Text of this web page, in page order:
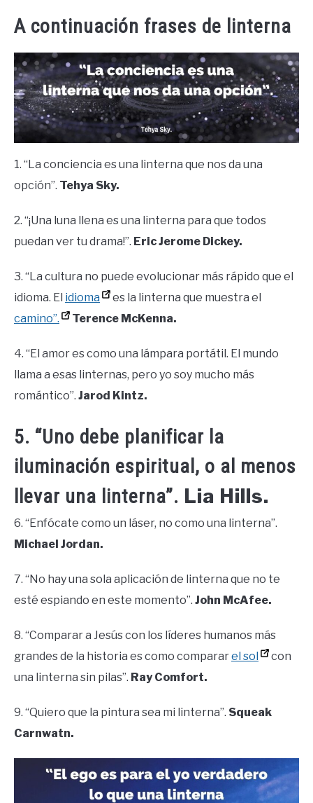
A continuación frases de linterna
1. “La conciencia es una linterna que nos da una
opción”. Tehya Sky.
2. “¡Una luna llena es una linterna para que todos
puedan ver tu drama!”. Eric Jerome Dickey.
3. “La cultura no puede evolucionar más rápido que el
idioma. El idioma
es la linterna que muestra el
camino”.
Terence McKenna.
4. “El amor es como una lámpara portátil. El mundo
llama a esas linternas, pero yo soy mucho más
romántico”. Jarod Kintz.
5. “Uno debe planificar la
iluminación espiritual, o al menos
llevar una linterna”. Lia Hills.
6. “Enfócate como un láser, no como una linterna”.
Michael Jordan.
7. “No hay una sola aplicación de linterna que no te
esté espiando en este momento”. John McAfee.
8. “Comparar a Jesús con los líderes humanos más
grandes de la historia es como compararel sol
con
una linterna sin pilas”. Ray Comfort.
9. “Quiero que la pintura sea mi linterna”. Squeak
Carnwatn.